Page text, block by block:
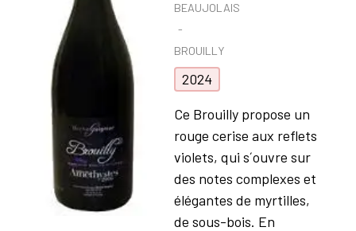
BEAUJOLAIS
BROUILLY
2024
Ce Brouilly propose un
rouge cerise aux reflets
violets, qui s´ouvre sur
des notes complexes et
élégantes de myrtilles,
de sous-bois. En